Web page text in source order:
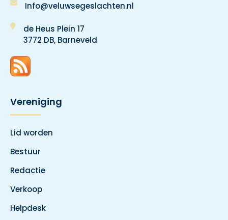
Info@veluwsegeslachten.nl
de Heus Plein 17
3772 DB, Barneveld
Vereniging
Lid worden
Bestuur
Redactie
Verkoop
Helpdesk